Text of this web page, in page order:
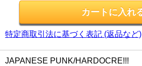
特定商取引法に基づく表記 (返品など)
JAPANESE PUNK/HARDOCRE!!!